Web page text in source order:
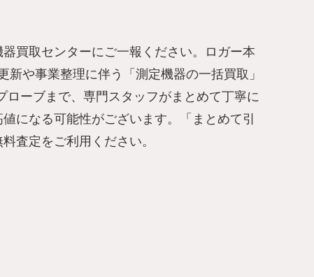
買取センターにご一報ください。ロガー本
や事業整理に伴う「測定機器の一括買取」
ーブまで、専門スタッフがまとめて丁寧に
になる可能性がございます。「まとめて引
査定をご利用ください。